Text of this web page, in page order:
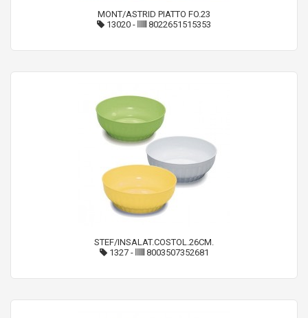
MONT/ASTRID PIATTO FO.23
13020 - 8022651515353
STEF/INSALAT.COSTOL.26CM.
1327- 8003507352681